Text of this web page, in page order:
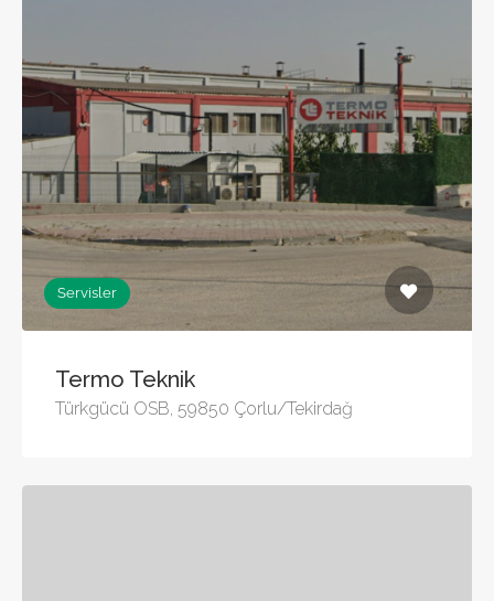
Servisler
Termo Teknik
Türkgücü OSB, 59850 Çorlu/Tekirdağ